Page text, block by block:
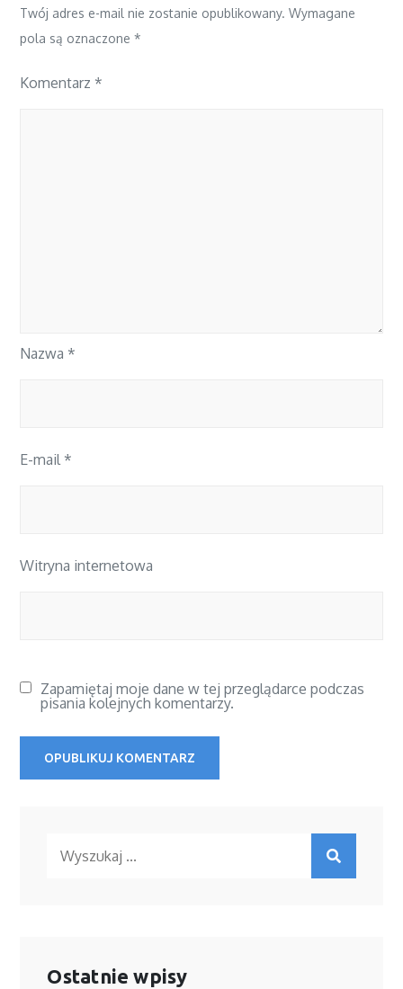
Twój adres e-mail nie zostanie opublikowany. Wymagane
pola są oznaczone*
Komentarz *
Nazwa *
E-mail *
Witryna internetowa
Zapamiętaj moje dane w tej przeglądarce podczas
pisania kolejnych komentarzy.
Ostatnie wpisy